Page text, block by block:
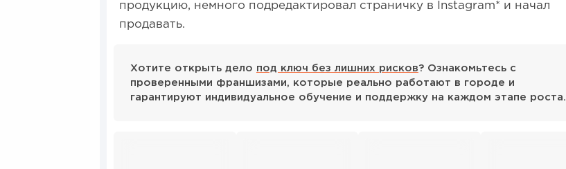
продукцию, немного подредактировал страничку в Instagram* и начал
продавать.
Хотите открыть дело под ключ без лишних рисков? Ознакомьтесь с
проверенными франшизами, которые реально работают в городе и
гарантируют индивидуальное обучение и поддержку на каждом этапе роста.